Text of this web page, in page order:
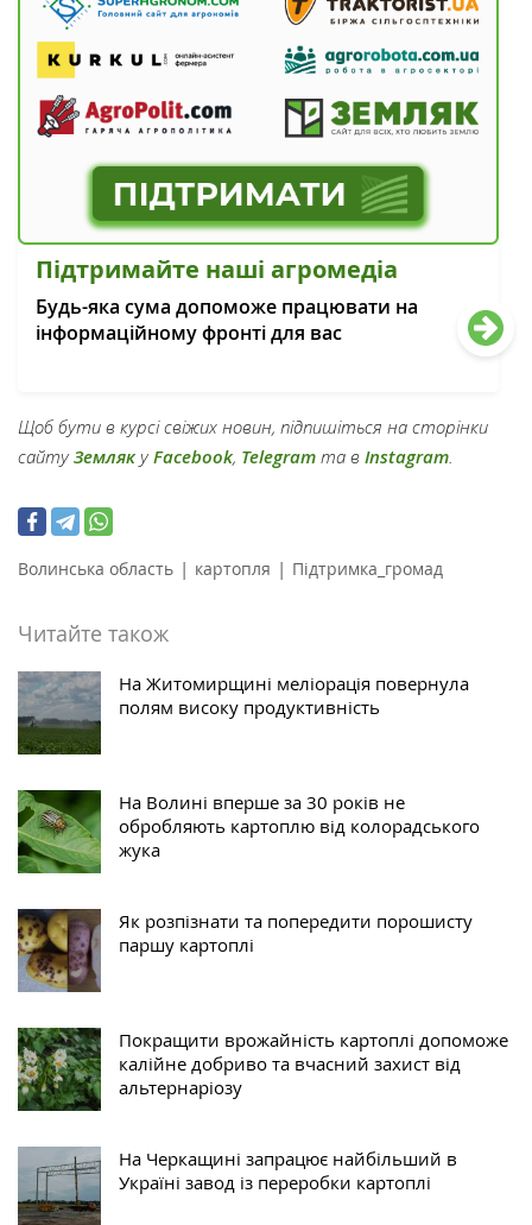
Підтримайте наші агромедіа
Будь-яка сума допоможе працювати на
інформаційному фронті для вас
Щоб бути в курсі свіжих новин, підпишіться на сторінки
сайтуЗемлякуFacebook, Telegram та в Instagram.
Волинська область | картопля | Підтримка_громад
Читайте також
На Житомирщині меліорація повернула
полям високу продуктивність
На Волині вперше за 30 років не
обробляють картоплю від колорадського
жука
Як розпізнати та попередити порошисту
паршу картоплі
Покращити врожайність картоплі допоможе
калійне добриво та вчасний захист від
альтернаріозу
На Черкащині запрацює найбільший в
Україні завод із переробки картоплі